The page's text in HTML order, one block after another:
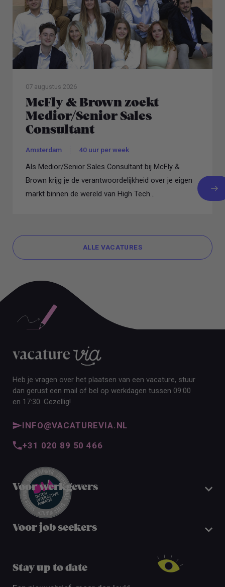
07 augustus 2026
McFly & Brown zoekt
Medior/Senior Sales
Consultant
Amsterdam 40 uur per week
Als Medior/Senior Sales Consultant bij McFly &
Brown krijg je de verantwoordelijkheid over je eigen
markt binnen de wereld van High Tech...
ALLE VACATURES
Heb je vragen over het plaatsen van een vacature, stuur
dan gerust een mail of bel op werkdagen tussen 09:00
en 17:30. Gezellig!
INFO@VACATUREVIA.NL
+31 020 89 50 466
Voor werkgevers
Voor job seekers
Stay up to date